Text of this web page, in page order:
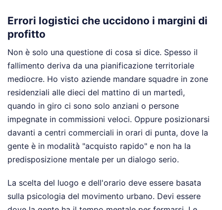
Errori logistici che uccidono i margini di
profitto
Non è solo una questione di cosa si dice. Spesso il
fallimento deriva da una pianificazione territoriale
mediocre. Ho visto aziende mandare squadre in zone
residenziali alle dieci del mattino di un martedì,
quando in giro ci sono solo anziani o persone
impegnate in commissioni veloci. Oppure posizionarsi
davanti a centri commerciali in orari di punta, dove la
gente è in modalità "acquisto rapido" e non ha la
predisposizione mentale per un dialogo serio.
La scelta del luogo e dell'orario deve essere basata
sulla psicologia del movimento urbano. Devi essere